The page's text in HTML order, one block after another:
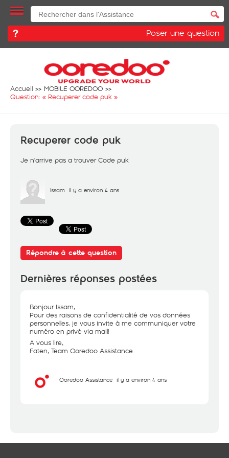
Poser une question
Accueil
MOBILE OOREDOO
Question: « Recuperer code puk »
Recuperer code puk
Je n'arrive pas a trouver Code puk
Issam il y a environ 4 ans
Répondre à cette question
Dernières réponses postées
Bonjour Issam,
Pour des raisons de confidentialité de vos données
personnelles, je vous invite à me communiquer votre
numéro en privé via mail!
A vous lire,
Faten, Team Ooredoo Assistance
Ooredoo Assistance il y a environ 4 ans